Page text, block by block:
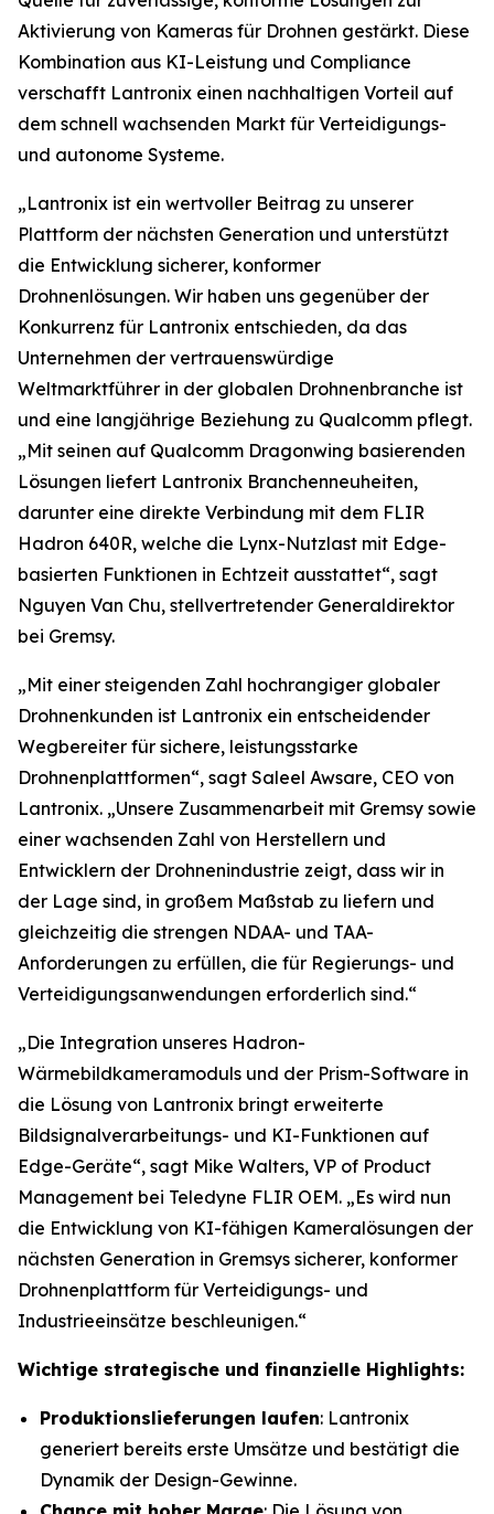
Aktivierung von Kameras für Drohnen gestärkt. Diese
Kombination aus KI-Leistung und Compliance
verschafft Lantronix einen nachhaltigen Vorteil auf
dem schnell wachsenden Markt für Verteidigungs-
und autonome Systeme.
„Lantronix ist ein wertvoller Beitrag zu unserer
Plattform der nächsten Generation und unterstützt
die Entwicklung sicherer, konformer
Drohnenlösungen. Wir haben uns gegenüber der
Konkurrenz für Lantronix entschieden, da das
Unternehmen der vertrauenswürdige
Weltmarktführer in der globalen Drohnenbranche ist
und eine langjährige Beziehung zu Qualcomm pflegt.
„Mit seinen auf Qualcomm Dragonwing basierenden
Lösungen liefert Lantronix Branchenneuheiten,
darunter eine direkte Verbindung mit dem FLIR
Hadron 640R, welche die Lynx-Nutzlast mit Edge-
basierten Funktionen in Echtzeit ausstattet“, sagt
Nguyen Van Chu, stellvertretender Generaldirektor
bei Gremsy.
„Mit einer steigenden Zahl hochrangiger globaler
Drohnenkunden ist Lantronix ein entscheidender
Wegbereiter für sichere, leistungsstarke
Drohnenplattformen“, sagt Saleel Awsare, CEO von
Lantronix. „Unsere Zusammenarbeit mit Gremsy sowie
einer wachsenden Zahl von Herstellern und
Entwicklern der Drohnenindustrie zeigt, dass wir in
der Lage sind, in großem Maßstab zu liefern und
gleichzeitig die strengen NDAA- und TAA-
Anforderungen zu erfüllen, die für Regierungs- und
Verteidigungsanwendungen erforderlich sind.“
„Die Integration unseres Hadron-
Wärmebildkameramoduls und der Prism-Software in
die Lösung von Lantronix bringt erweiterte
Bildsignalverarbeitungs- und KI-Funktionen auf
Edge-Geräte“, sagt Mike Walters, VP of Product
Management bei Teledyne FLIR OEM. „Es wird nun
die Entwicklung von KI-fähigen Kameralösungen der
nächsten Generation in Gremsys sicherer, konformer
Drohnenplattform für Verteidigungs- und
Industrieeinsätze beschleunigen.“
Wichtige strategische und finanzielle Highlights:
Produktionslieferungen laufen: Lantronix
generiert bereits erste Umsätze und bestätigt die
Dynamik der Design-Gewinne.